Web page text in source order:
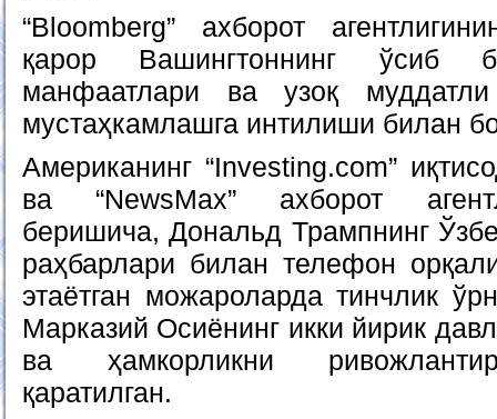
“Bloomberg” ахборот
қарор Вашингтоннинг ўсиб
манфаатлари ва узоқ
мустаҳкамлашга интилиши билан
Американинг “Investing.com”
ва “NewsMax” ахборот
беришича, Дональд Трампнинг
раҳбарлари билан телефон
этаётган можароларда тинчлик
Марказий Осиёнинг икки йирик
ва ҳамкорликни
қаратилган.